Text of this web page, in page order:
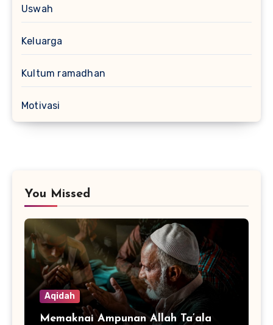
Uswah
Keluarga
Kultum ramadhan
Motivasi
You Missed
Aqidah
Memaknai Ampunan Allah Ta’ala